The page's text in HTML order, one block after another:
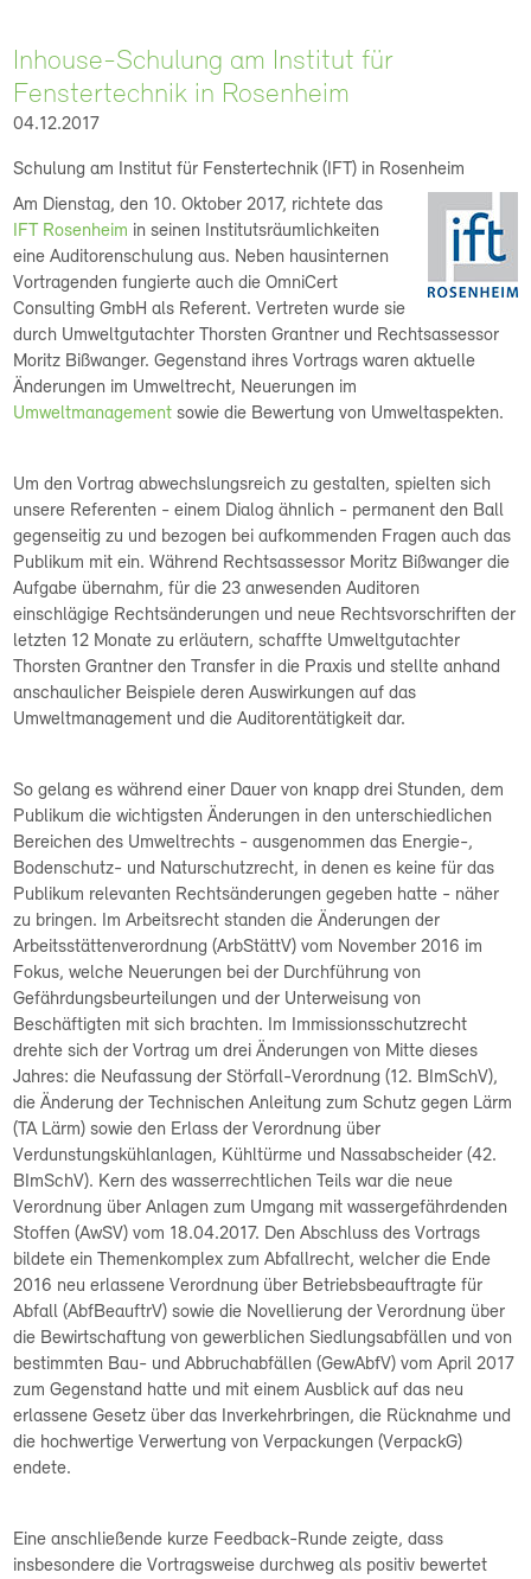
Inhouse-Schulung am Institut für
Fenstertechnik in Rosenheim
04.12.2017
Schulung am Institut für Fenstertechnik (IFT) in Rosenheim
Am Dienstag, den 10. Oktober 2017, richtete das
IFT Rosenheim in seinen Institutsräumlichkeiten
eine Auditorenschulung aus. Neben hausinternen
Vortragenden fungierte auch die OmniCert
Consulting GmbH als Referent. Vertreten wurde sie
durch Umweltgutachter Thorsten Grantner und Rechtsassessor
Moritz Bißwanger. Gegenstand ihres Vortrags waren aktuelle
Änderungen im Umweltrecht, Neuerungen im
Umweltmanagement sowie die Bewertung von Umweltaspekten.
Um den Vortrag abwechslungsreich zu gestalten, spielten sich
unsere Referenten - einem Dialog ähnlich - permanent den Ball
gegenseitig zu und bezogen bei aufkommenden Fragen auch das
Publikum mit ein. Während Rechtsassessor Moritz Bißwanger die
Aufgabe übernahm, für die 23 anwesenden Auditoren
einschlägige Rechtsänderungen und neue Rechtsvorschriften der
letzten 12 Monate zu erläutern, schaffte Umweltgutachter
Thorsten Grantner den Transfer in die Praxis und stellte anhand
anschaulicher Beispiele deren Auswirkungen auf das
Umweltmanagement und die Auditorentätigkeit dar.
So gelang es während einer Dauer von knapp drei Stunden, dem
Publikum die wichtigsten Änderungen in den unterschiedlichen
Bereichen des Umweltrechts - ausgenommen das Energie-,
Bodenschutz- und Naturschutzrecht, in denen es keine für das
Publikum relevanten Rechtsänderungen gegeben hatte - näher
zu bringen. Im Arbeitsrecht standen die Änderungen der
Arbeitsstättenverordnung (ArbStättV) vom November 2016 im
Fokus, welche Neuerungen bei der Durchführung von
Gefährdungsbeurteilungen und der Unterweisung von
Beschäftigten mit sich brachten. Im Immissionsschutzrecht
drehte sich der Vortrag um drei Änderungen von Mitte dieses
Jahres: die Neufassung der Störfall-Verordnung (12. BImSchV),
die Änderung der Technischen Anleitung zum Schutz gegen Lärm
(TA Lärm) sowie den Erlass der Verordnung über
Verdunstungskühlanlagen, Kühltürme und Nassabscheider (42.
BImSchV). Kern des wasserrechtlichen Teils war die neue
Verordnung über Anlagen zum Umgang mit wassergefährdenden
Stoffen (AwSV) vom 18.04.2017. Den Abschluss des Vortrags
bildete ein Themenkomplex zum Abfallrecht, welcher die Ende
2016 neu erlassene Verordnung über Betriebsbeauftragte für
Abfall (AbfBeauftrV) sowie die Novellierung der Verordnung über
die Bewirtschaftung von gewerblichen Siedlungsabfällen und von
bestimmten Bau- und Abbruchabfällen (GewAbfV) vom April 2017
zum Gegenstand hatte und mit einem Ausblick auf das neu
erlassene Gesetz über das Inverkehrbringen, die Rücknahme und
die hochwertige Verwertung von Verpackungen (VerpackG)
endete.
Eine anschließende kurze Feedback-Runde zeigte, dass
insbesondere die Vortragsweise durchweg als positiv bewertet